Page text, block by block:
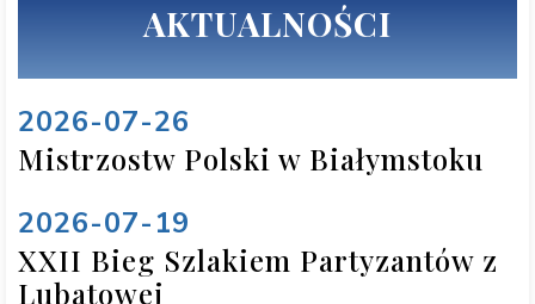
AKTUALNOŚCI
2026-07-26
Mistrzostw Polski w Białymstoku
2026-07-19
XXII Bieg Szlakiem Partyzantów z
Lubatowej